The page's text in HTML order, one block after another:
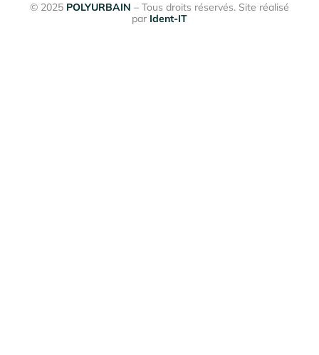
© 2025 POLYURBAIN – Tous droits réservés. Site réalisé
par Ident-IT